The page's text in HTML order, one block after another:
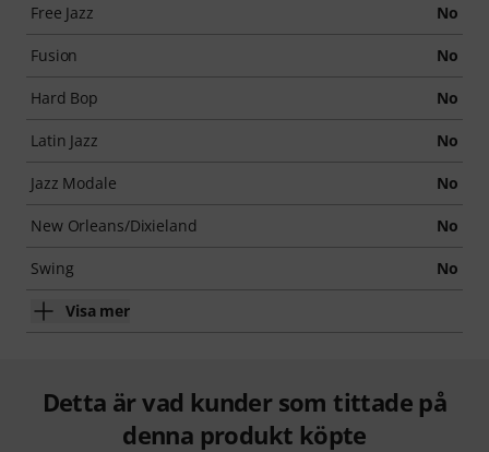
Free Jazz No
Fusion No
Hard Bop No
Latin Jazz No
Jazz Modale No
New Orleans/Dixieland No
Swing No
Visa mer
Detta är vad kunder som tittade på
denna produkt köpte